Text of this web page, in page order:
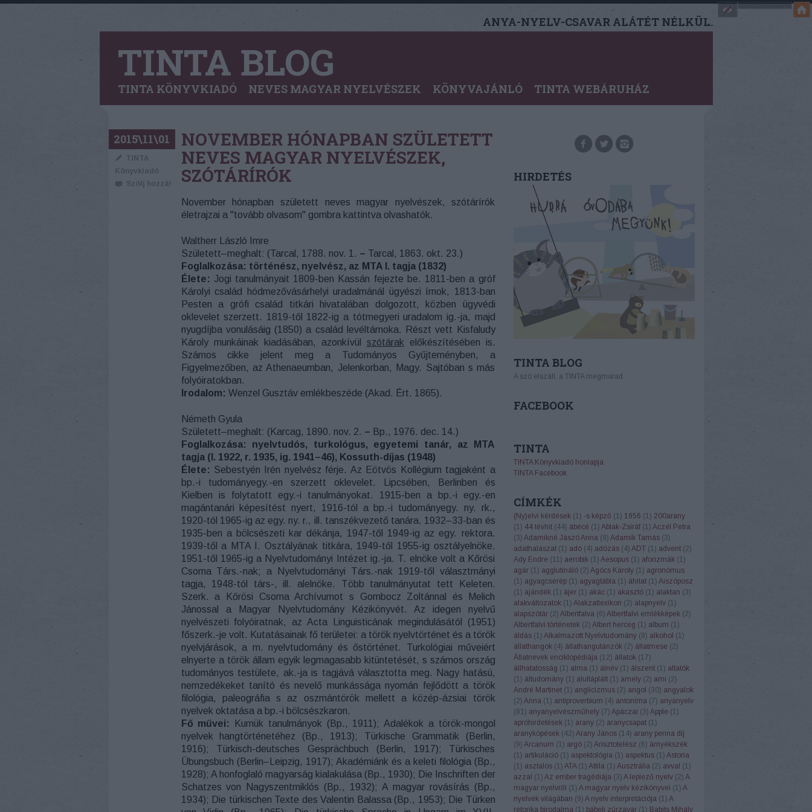
ANYA-NYELV-CSAVAR ALÁTÉT NÉLKÜL.
TINTA BLOG
TINTA KÖNYVKIADÓ NEVES MAGYAR NYELVÉSZEK KÖNYVAJÁNLÓ TINTA WEBÁRUHÁZ
2015\11\01
TINTA
Könyvkiadó
Szólj hozzá!
NOVEMBER HÓNAPBAN SZÜLETETT
NEVES MAGYAR NYELVÉSZEK,
SZÓTÁRÍRÓK
November hónapban született neves magyar nyelvészek, szótárírók
életrajzai a "tovább olvasom" gombra kattintva olvashatók.
Waltherr László Imre
Született–meghalt: (Tarcal, 1788. nov. 1. – Tarcal, 1863. okt. 23.)
Foglalkozása: történész, nyelvész, az MTA l. tagja (1832)
Élete: Jogi tanulmányait 1809-ben Kassán fejezte be. 1811-ben a gróf
Károlyi család hódmezővásárhelyi uradalmánál ügyészi írnok, 1813-ban
Pesten a grófi család titkári hivatalában dolgozott, közben ügyvédi
oklevelet szerzett. 1819-től 1822-ig a tótmegyeri uradalom ig.-ja, majd
nyugdíjba vonulásáig (1850) a család levéltárnoka. Részt vett Kisfaludy
Károly munkáinak kiadásában, azonkívül szótárak előkészítésében is.
Számos cikke jelent meg a Tudományos Gyűjteményben, a
Figyelmezőben, az Athenaeumban, Jelenkorban, Magy. Sajtóban s más
folyóiratokban.
Irodalom: Wenzel Gusztáv emlékbeszéde (Akad. Ért. 1865).
Németh Gyula
Született–meghalt: (Karcag, 1890. nov. 2. – Bp., 1976. dec. 14.)
Foglalkozása: nyelvtudós, turkológus, egyetemi tanár, az MTA
tagja (l. 1922, r. 1935, ig. 1941–46), Kossuth-díjas (1948)
Élete: Sebestyén Irén nyelvész férje. Az Eötvös Kollégium tagjaként a
bp.-i tudományegy.-en szerzett oklevelet. Lipcsében, Berlinben és
Kielben is folytatott egy.-i tanulmányokat. 1915-ben a bp.-i egy.-en
magántanári képesítést nyert, 1916-tól a bp.-i tudományegy. ny. rk.,
1920-tól 1965-ig az egy. ny. r., ill. tanszékvezető tanára. 1932–33-ban és
1935-ben a bölcsészeti kar dékánja, 1947-től 1949-ig az egy. rektora.
1939-től a MTA I. Osztályának titkára, 1949-től 1955-ig osztályelnöke.
1951-től 1965-ig a Nyelvtudományi Intézet ig.-ja. T. elnöke volt a Kőrösi
Csoma Társ.-nak; a Nyelvtudományi Társ.-nak 1919-től választmányi
tagja, 1948-tól társ-, ill. alelnöke. Több tanulmányutat tett Keleten.
Szerk. a Kőrösi Csoma Archívumot s Gombocz Zoltánnal és Melich
Jánossal a Magyar Nyelvtudomány Kézikönyvét. Az idegen nyelvű
nyelvészeti folyóiratnak, az Acta Linguisticának megindulásától (1951)
főszerk.-je volt. Kutatásainak fő területei: a török nyelvtörténet és a török
nyelvjárások, a m. nyelvtudomány és őstörténet. Turkológiai műveiért
elnyerte a török állam egyik legmagasabb kitüntetését, s számos ország
tudományos testülete, ak.-ja is tagjává választotta meg. Nagy hatású,
nemzedékeket tanító és nevelő munkássága nyomán fejlődött a török
filológia, paleográfia s az oszmántörök mellett a közép-ázsiai török
nyelvek oktatása a bp.-i bölcsészkaron.
Fő művei:
Kumük tanulmányok (Bp., 1911); Adalékok a török-mongol
nyelvek hangtörténetéhez (Bp., 1913); Türkische Grammatik (Berlin,
1916); Türkisch-deutsches Gesprächbuch (Berlin, 1917); Türkisches
Übungsbuch (Berlin–Leipzig, 1917); Akadémiánk és a keleti filológia (Bp.,
1928); A honfoglaló magyarság kialakulása (Bp., 1930); Die Inschriften der
Schatzes von Nagyszentmiklós (Bp., 1932); A magyar rovásírás (Bp.,
1934); Die türkischen Texte des Valentin Balassa (Bp., 1953); Die Türken
HIRDETÉS
TINTA BLOG
A szó elszáll, a TINTA megmarad.
FACEBOOK
TINTA
TINTA Könyvkiadó honlapja
TINTA Facebook
CÍMKÉK
(Ny)elvi kérdések (1 ) -s képző (1 ) 1956 (1 ) 200arany
(1 ) 44 tévhit (44) ábécé (1 ) Ablak-Zsiráf (1 ) Aczél Petra
(3) Adamikné Jászó Anna (9) Adamik Tamás (3)
adathalászat (1 ) adó (4) adózás (4) ADT (1 ) advent (2)
Ady Endre (11 ) aerobik (1 ) Aesopus (1 ) aforizmák (1 )
agár (1 ) agglutináló (2) Agócs Károly (1 ) agronómus
(1 ) agyagcserép (1 ) agyagtábla (1 ) áhítat (1 ) Aiszóposz
(1 ) ajándék (1 ) ájer (1 ) akác (1 ) akasztó (1 ) alaktan (3)
alakváltozatok (1 ) Alakzatlexikon (2) alapnyelv (1 )
alapszótár (2) Albertfalva (6) Albertfalvi emlékképek (2)
Albertfalvi történetek (2) Albert herceg (1 ) album (1 )
áldás (1 ) Alkalmazott Nyelvtudomány (8) alkohol (1 )
állathangok (4) állathangutánzók (2) állatmese (2)
Állatnevek enciklopédiája (12) állatok (17)
állhatatosság (1 ) alma (1 ) álnév (1 ) álszent (1 ) altatók
(1 ) áltudomány (1 ) alultáplált (1 ) amely (2) ami (2)
André Martinet (1 ) anglicizmus (2) angol (30) angyalok
(2) Anna (1 ) antiproverbium (4) antonima (7) anyanyelv
(81 ) anyanyelvészműhely (7) Apáczai (3) Apple (1 )
apróhirdetések (1 ) arany (2) aranycsapat (1 )
aranyköpések (42) Arany János (14) arany penna díj
(9) Arcanum (1 ) argó (2) Arisztotelész (6) árnyékszék
(1 ) artikuláció (1 ) aspektológia (1 ) aspektus (1 ) Astoria
(1 ) asztalos (1 ) ATA (1 ) Attila (1 ) Ausztrália (2) avval (1 )
azzal (1 ) Az ember tragédiája (3) A leplező nyelv (2) A
magyar nyelvről (1 ) A magyar nyelv kézikönyvei (1 ) A
nyelvek világában (9) A nyelv interpretációja (1 ) A
retorika birodalma (1 ) bábeli zűrzavar (1 ) Babits Mihály